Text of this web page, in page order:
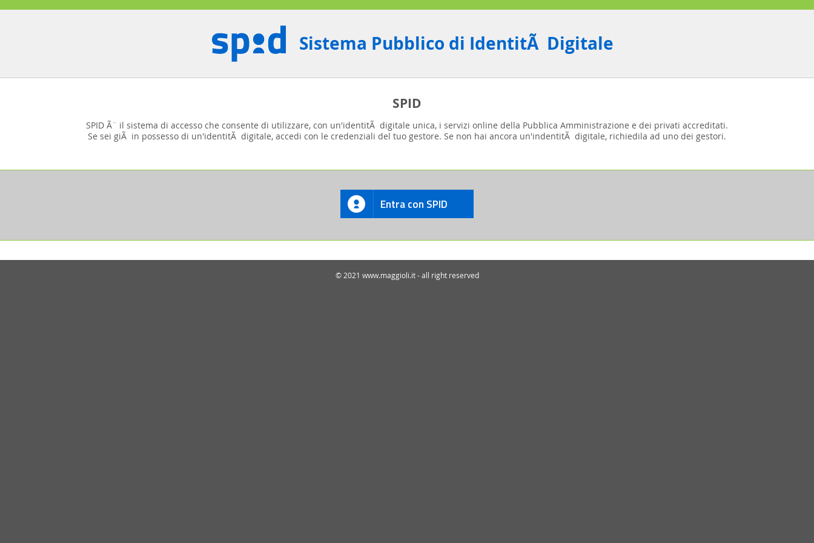
Sistema Pubblico di IdentitÃ Digitale
SPID
SPID Ã¨ il sistema di accesso che consente di utilizzare, con un'identitÃ digitale unica, i servizi online della Pubblica Amministrazione e dei privati accreditati.
Se sei giÃ in possesso di un'identitÃ digitale, accedi con le credenziali del tuo gestore. Se non hai ancora un'indentitÃ digitale, richiedila ad uno dei gestori.
Entra con SPID
© 2021 www.maggioli.it - all right reserved